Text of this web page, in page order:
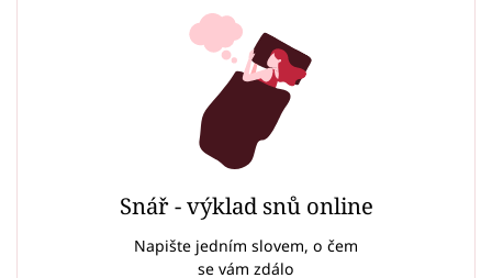
Snář - výklad snů online
Napište jedním slovem, o čem
se vám zdálo